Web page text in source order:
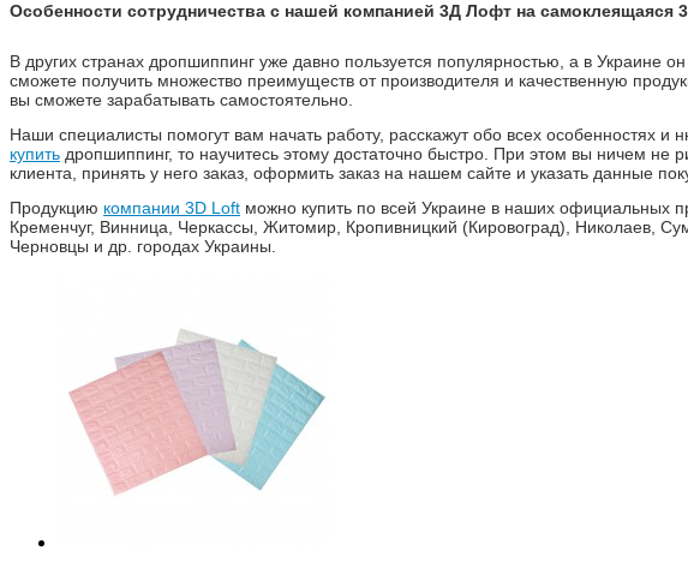
Особенности сотрудничества с нашей компанией 3Д Лофт на самоклеящаяся
В других странах дропшиппинг уже давно пользуется популярностью, а в
сможете получить множество преимуществ от производителя и качественную
вы сможете зарабатывать самостоятельно.
Наши специалисты помогут вам начать работу, расскажут обо всех особенностях
купить дропшиппинг, то научитесь этому достаточно быстро. При этом вы ничем не
клиента, принять у него заказ, оформить заказ на нашем сайте и указать данные
Продукцию компании 3D Loft можно купить по всей Украине в наших официальных
Кременчуг, Винница, Черкассы, Житомир, Кропивницкий (Кировоград), Николаев,
Черновцы и др. городах Украины.